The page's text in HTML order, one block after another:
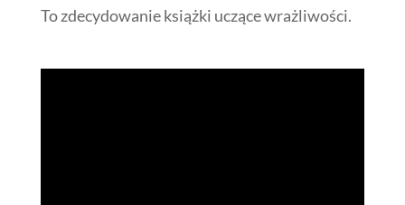
To zdecydowanie książki uczące wrażliwości.